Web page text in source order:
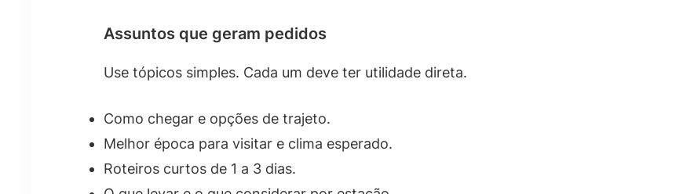
Assuntos que geram pedidos
Use tópicos simples. Cada um deve ter utilidade direta.
Como chegar e opções de trajeto.
Melhor época para visitar e clima esperado.
Roteiros curtos de 1 a 3 dias.